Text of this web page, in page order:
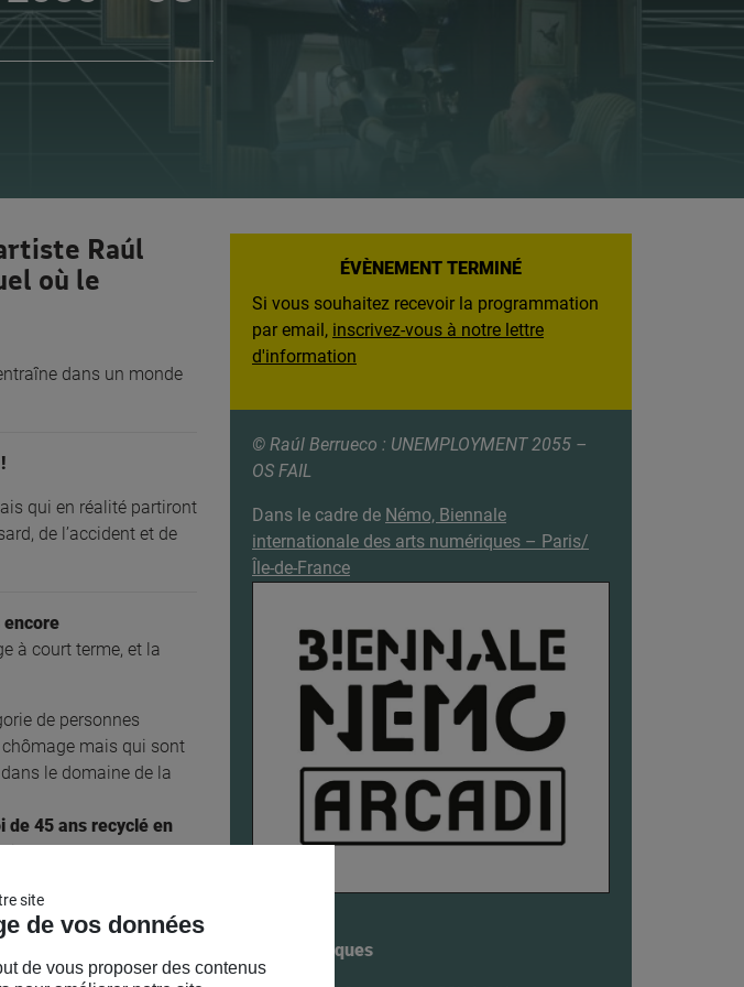
Raúl
où le
dans un monde
qui en réalité partiront
de l’accident et de
à court terme, et la
de personnes
mais qui sont
le domaine de la
de 45 ans recyclé en
nous invitant à repenser
ÉVÈNEMENT TERMINÉ
Si vous souhaitez recevoir la programmation
par email, inscrivez-vous à notre lettre
d'information
© Raúl Berrueco : UNEMPLOYMENT 2055 –
OS FAIL
Dans le cadre de Némo, Biennale
internationale des arts numériques – Paris/
Île-de-France
Infos pratiques
site
de vos données
de vous proposer des contenus